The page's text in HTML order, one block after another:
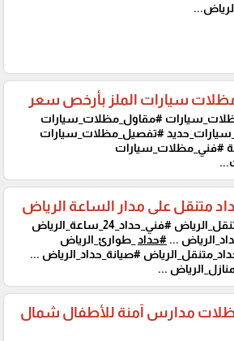
سيارات الملز بأرخص سعر
#مقاول_مظلات_سيارات
#تفصيل_مظلات_سيارات
#فني_مظلات_سيارات
متنقل على مدار الساعة الرياض
_متنقل_الرياض #فني_حداد_24_ساعة_الرياض
... #حداد _طوارئ_الرياض
#صيانة_حداد_الرياض ...
...
مدارس آمنة للأطفال شمال